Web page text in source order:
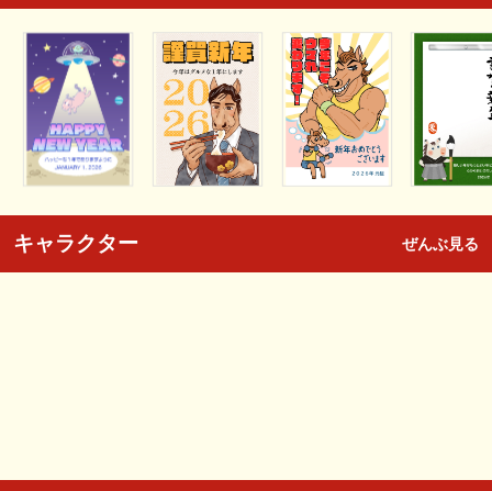
キャラクター ぜんぶ見る